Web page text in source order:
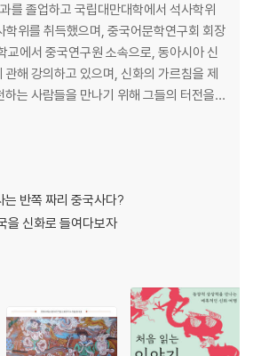
사산조 페르시아와 에프탈 227 | 인도까지 쳐
교에 마음을 묶고 230 | 어쩌면 돌아가는 길 2
| 싸우지도 않았는데 자중지란이 일어나다 2
| 아들 황제 257 | 두 개의 ‘한’ 왕조를 다시
력 262 | 오스만 술탄 263 | 기독교 속으로 2
279 | 델리에 불어온 300년의 비바람 280 |
비둘기가 까치집을 점령하다 291 | 온 힘을 다
를 졸업하고 국립대만대학에서 석사학위
학위를 취득했으며, 중국어문학연구회 회장
교에서 중국연구원 소속으로, 동아시아 신
관해 강의하고 있으며, 신화의 가르침을 제
는 사람들을 만나기 위해 그들의 터전을
. 중국이라는 지리적 영역 안에 살고 있는
의 생생한 삶의 현장과 신화를 우리에게 소
일에 첫발을 디뎠다. 중국을 대표하
는 반쪽 짜리 중국사다?
을 신화로 들여다보자